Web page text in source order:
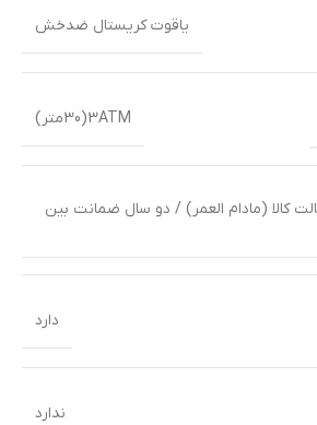
یاقوت کریستال ضدخش
3ATM(30متر)
کالا (مادام العمر) / دو سال ضمانت بین
دارد
ندارد